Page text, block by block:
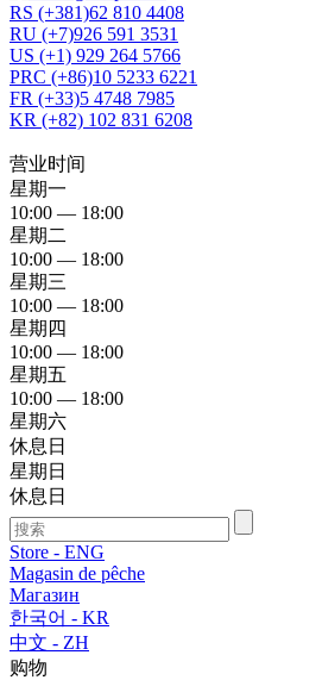
RS (+381)62 810 4408
RU (+7)926 591 3531
US (+1) 929 264 5766
PRC (+86)10 5233 6221
FR (+33)5 4748 7985
KR (+82) 102 831 6208
营业时间
星期一
10:00 — 18:00
星期二
10:00 — 18:00
星期三
10:00 — 18:00
星期四
10:00 — 18:00
星期五
10:00 — 18:00
星期六
休息日
星期日
休息日
Store - ENG
Magasin de pêche
Магазин
한국어 - KR
中文 - ZH
购物